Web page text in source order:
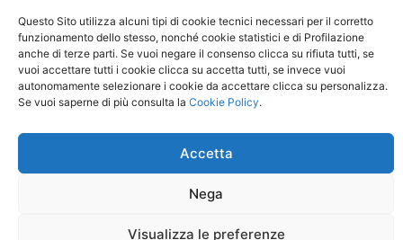
Questo Sito utilizza alcuni tipi di cookie tecnici necessari per il corretto
funzionamento dello stesso, nonché cookie statistici e di Profilazione
anche di terze parti. Se vuoi negare il consenso clicca su rifiuta tutti, se
vuoi accettare tutti i cookie clicca su accetta tutti, se invece vuoi
autonomamente selezionare i cookie da accettare clicca su personalizza.
Se vuoi saperne di più consulta la Cookie Policy.
Accetta
Nega
Visualizza le preferenze
Seguici sui social